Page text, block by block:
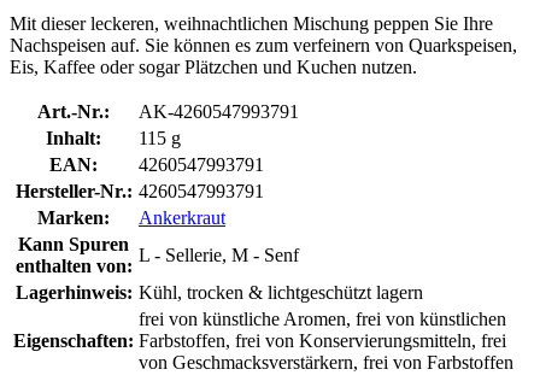
Mit dieser leckeren, weihnachtlichen Mischung peppen Sie Ihre
Nachspeisen auf. Sie können es zum verfeinern von Quarkspeisen,
Eis, Kaffee oder sogar Plätzchen und Kuchen nutzen.
Art.-Nr.:
AK-4260547993791
Inhalt:
115 g
EAN:
4260547993791
Hersteller-Nr.: 4260547993791
Marken:
Ankerkraut
Kann Spuren
enthalten von:
L - Sellerie, M - Senf
Lagerhinweis: Kühl, trocken & lichtgeschützt lagern
Eigenschaften:
frei von künstliche Aromen, frei von künstlichen
Farbstoffen, frei von Konservierungsmitteln, frei
von Geschmacksverstärkern, frei von Farbstoffen